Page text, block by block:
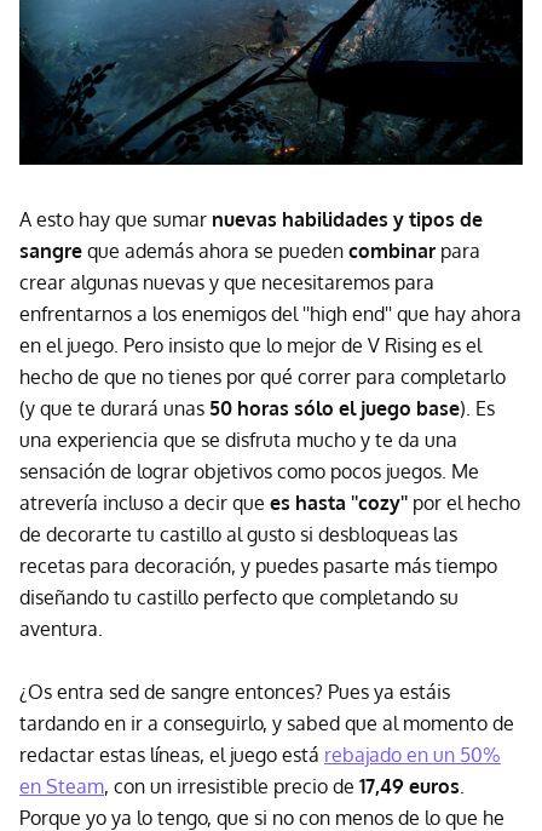
A esto hay que sumar nuevas habilidades y tipos de
sangre que además ahora se pueden combinar para
crear algunas nuevas y que necesitaremos para
enfrentarnos a los enemigos del ''high end'' que hay ahora
en el juego. Pero insisto que lo mejor de V Rising es el
hecho de que no tienes por qué correr para completarlo
(y que te durará unas 50 horas sólo el juego base). Es
una experiencia que se disfruta mucho y te da una
sensación de lograr objetivos como pocos juegos. Me
atrevería incluso a decir que es hasta ''cozy'' por el hecho
de decorarte tu castillo al gusto si desbloqueas las
recetas para decoración, y puedes pasarte más tiempo
diseñando tu castillo perfecto que completando su
aventura.
¿Os entra sed de sangre entonces? Pues ya estáis
tardando en ir a conseguirlo, y sabed que al momento de
redactar estas líneas, el juego está rebajado en un 50%
en Steam, con un irresistible precio de 17,49 euros
Porque yo ya lo tengo, que si no con menos de lo que he